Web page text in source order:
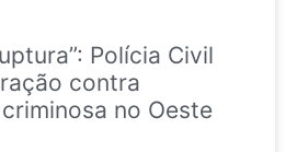
Polícia Civil
contra
no Oeste